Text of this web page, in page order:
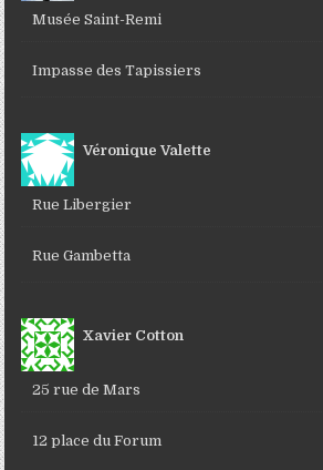
Musée Saint-Remi
Impasse des Tapissiers
Véronique Valette
Rue Libergier
Rue Gambetta
Xavier Cotton
25 rue de Mars
12 place du Forum